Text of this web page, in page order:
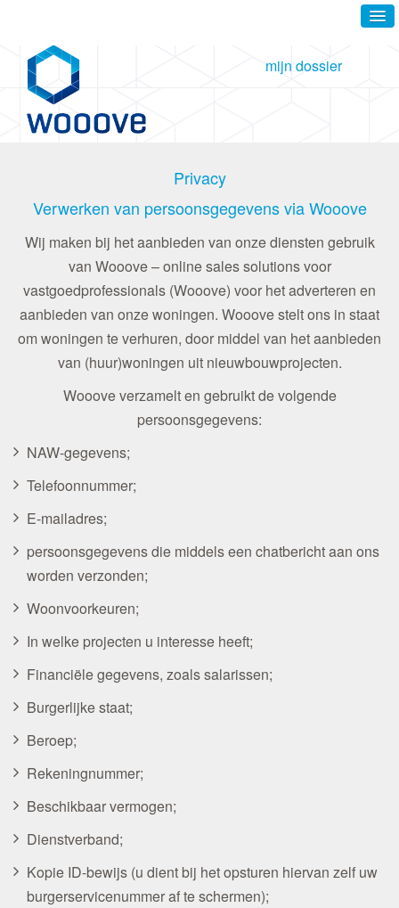
mijn dossier
Privacy
Verwerken van persoonsgegevens via Wooove
Wij maken bij het aanbieden van onze diensten gebruik
van Wooove – online sales solutions voor
vastgoedprofessionals (Wooove) voor het adverteren en
aanbieden van onze woningen. Wooove stelt ons in staat
om woningen te verhuren, door middel van het aanbieden
van (huur)woningen uit nieuwbouwprojecten.
Wooove verzamelt en gebruikt de volgende
persoonsgegevens:
NAW-gegevens;
Telefoonnummer;
E-mailadres;
persoonsgegevens die middels een chatbericht aan ons
worden verzonden;
Woonvoorkeuren;
In welke projecten u interesse heeft;
Financiële gegevens, zoals salarissen;
Burgerlijke staat;
Beroep;
Rekeningnummer;
Beschikbaar vermogen;
Dienstverband;
Kopie ID-bewijs (u dient bij het opsturen hiervan zelf uw
burgerservicenummer af te schermen);